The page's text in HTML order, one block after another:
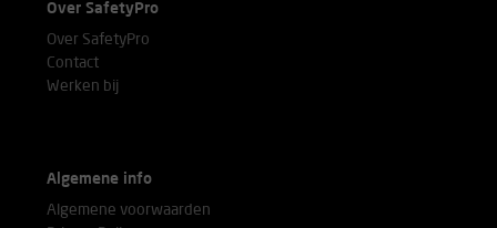
Over SafetyPro
Over SafetyPro
Contact
Werken bij
Algemene info
Algemene voorwaarden